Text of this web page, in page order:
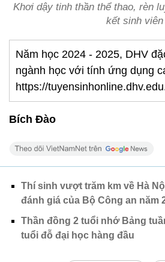
Khơi dậy tinh thần thể thao, rèn
kết sinh viên
Năm học 2024 - 2025, DHV
ngành học với tính ứng dụng
https://
Bích Đào
Thí sinh vượt trăm km về Hà
đánh giá của Bộ Công an năm
Thần đồng 2 tuổi nhớ Bảng
tuổi đỗ đại học hàng đầu